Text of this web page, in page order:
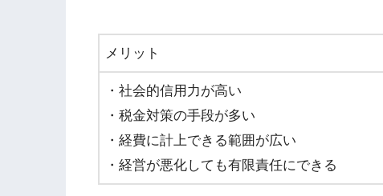
メリット
・社会的信用力が高い
・税金対策の手段が多い
・経費に計上できる範囲が広い
・経営が悪化しても有限責任にできる